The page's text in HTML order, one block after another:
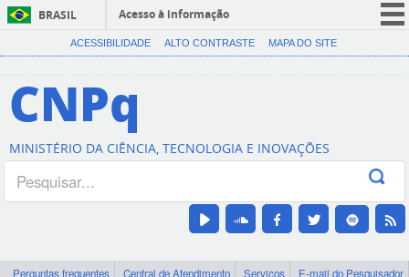
BRASIL
Acesso à informação
CORONAVÍRUS (COVID-19)
Canais
ACESSIBILIDADE ALTO CONTRASTE MAPA DO SITE
CNPq
MINISTÉRIO DA CIÊNCIA, TECNOLOGIA E INOVAÇÕES
Perguntas frequentes Central de Atendimento Serviços
E-mail do Pesquisador